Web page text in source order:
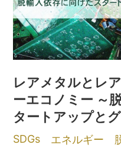
レアメタルとレ
ーエコノミー ～
タートアップと
SDGs エネルギー